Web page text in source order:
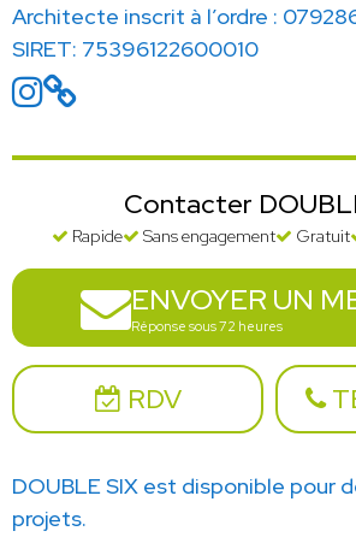
Architecte inscrit à l’ordre :
SIRET: 75396122600010
Contacter
Rapide Sans engagement Gratuit
ENVOYER UN
Réponse sous 72 heures
RDV
DOUBLE SIX est disponible pour
projets.